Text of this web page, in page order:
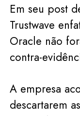
Em seu post
Trustwave
Oracle não
contra-
A empresa
descartarem